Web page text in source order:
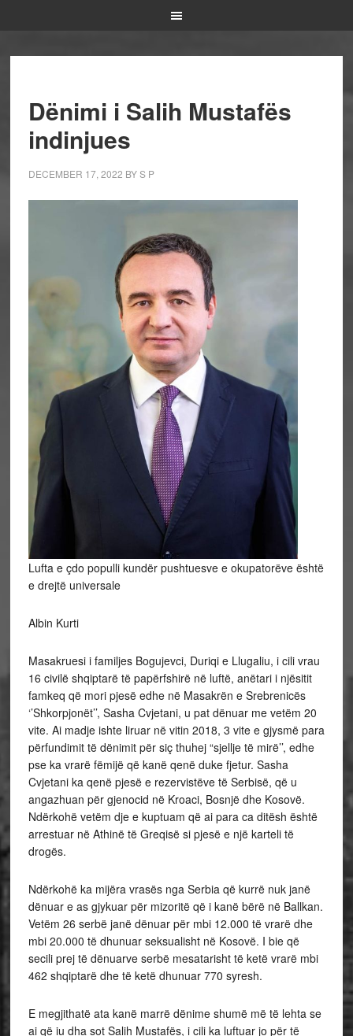
Dënimi i Salih Mustafës
indinjues
DECEMBER 17, 2022 BYS P
Lufta e çdo populli kundër pushtuesve e okupatorëve është
e drejtë universale
Albin Kurti
Masakruesi i familjes Bogujevci, Duriqi e Llugaliu, i cili vrau
16 civilë shqiptarë të papërfshirë në luftë, anëtari i njësitit
famkeq që mori pjesë edhe në Masakrën e Srebrenicës
‘’Shkorpjonët’’, Sasha Cvjetani, u pat dënuar me vetëm 20
vite. Ai madje ishte liruar në vitin 2018, 3 vite e gjysmë para
përfundimit të dënimit për siç thuhej “sjellje të mirë’’, edhe
pse ka vrarë fëmijë që kanë qenë duke fjetur. Sasha
Cvjetani ka qenë pjesë e rezervistëve të Serbisë, që u
angazhuan për gjenocid në Kroaci, Bosnjë dhe Kosovë.
Ndërkohë vetëm dje e kuptuam që ai para ca ditësh është
arrestuar në Athinë të Greqisë si pjesë e një karteli të
drogës.
Ndërkohë ka mijëra vrasës nga Serbia që kurrë nuk janë
dënuar e as gjykuar për mizoritë që i kanë bërë në Ballkan.
Vetëm 26 serbë janë dënuar për mbi 12.000 të vrarë dhe
mbi 20.000 të dhunuar seksualisht në Kosovë. I bie që
secili prej të dënuarve serbë mesatarisht të ketë vrarë mbi
462 shqiptarë dhe të ketë dhunuar 770 syresh.
E megjithatë ata kanë marrë dënime shumë më të lehta se
ai që iu dha sot Salih Mustafës, i cili ka luftuar jo për të